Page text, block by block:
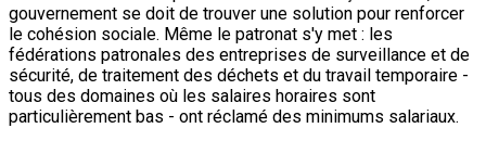
gouvernement se doit de trouver une solution pour renforcer
le cohésion sociale. Même le patronat s'y met : les
fédérations patronales des entreprises de surveillance et de
sécurité, de traitement des déchets et du travail temporaire -
tous des domaines où les salaires horaires sont
particulièrement bas - ont réclamé des minimums salariaux.